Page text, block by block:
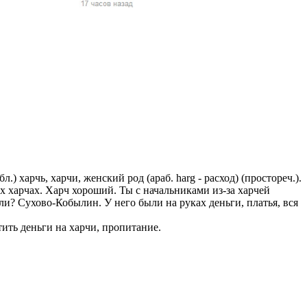
женщин и
страны),
харчь, харчи, женский род (араб. harg - расход) (простореч.).
харчах. Харч хороший. Ты с начальниками из-за харчей
Сухово-Кобылин. У него были на руках деньги, платья, вся
деньги на харчи, пропитание.